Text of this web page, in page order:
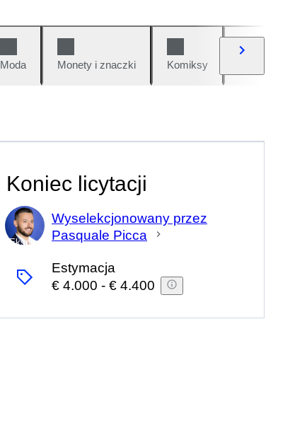
Moda Monety i znaczki Komiksy
Koniec licytacji
Ekspert
Wyselekcjonowany przez
Pasquale Picca
Estymacja
€ 4.000 - € 4.400